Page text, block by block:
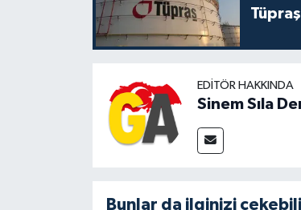
EDITÖR HAKKINDA
Sinem Sıla
Bunlar da ilginizi